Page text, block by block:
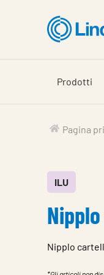
visionare
carrello
Prodotti
Pagina
ILU
Nipplo